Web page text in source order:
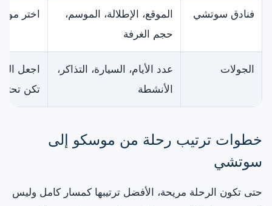
فنادق سوتشي
الموقع، الإطلالة، الموسم،
حجم الغرفة
اختر
الجولات
عدد الأيام، السيارة، التذاكر،
الأنشطة
اجعل
تكن
خطوات ترتيب رحلة من موسكو إلى
سوتشي
حتى تكون الرحلة مريحة، الأفضل ترتيبها كمسار كامل وليس